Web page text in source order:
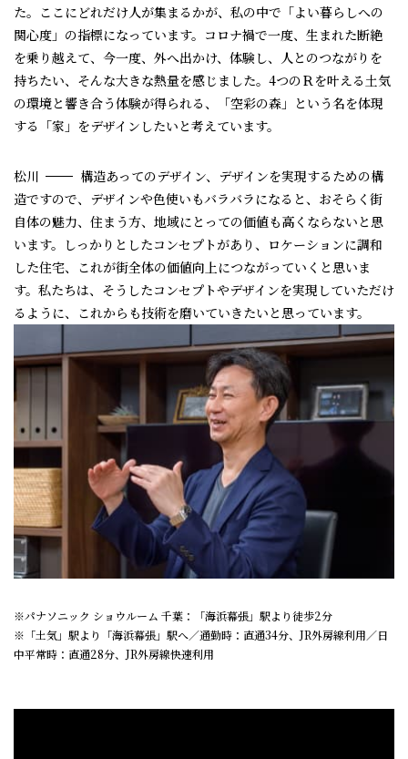
た。ここにどれだけ人が集まるかが、私の中で「よい暮らしへの
関心度」の指標になっています。コロナ禍で一度、生まれた断絶
を乗り越えて、今一度、外へ出かけ、体験し、人とのつながりを
持ちたい、そんな大きな熱量を感じました。4つのＲを叶える土気
の環境と響き合う体験が得られる、「空彩の森」という名を体現
する「家」をデザインしたいと考えています。
松川
構造あってのデザイン、デザインを実現するための構
造ですので、デザインや色使いもバラバラになると、おそらく街
自体の魅力、住まう方、地域にとっての価値も高くならないと思
います。しっかりとしたコンセプトがあり、ロケーションに調和
した住宅、これが街全体の価値向上につながっていくと思いま
す。私たちは、そうしたコンセプトやデザインを実現していただけ
るように、これからも技術を磨いていきたいと思っています。
※パナソニック ショウルーム 千葉：「海浜幕張」駅より徒歩2分
※「土気」駅より「海浜幕張」駅へ／通勤時：直通34分、JR外房線利用／日
中平常時：直通28分、JR外房線快速利用